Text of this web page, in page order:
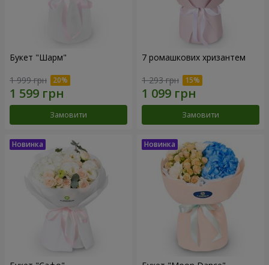
Букет "Шарм"
1 999 грн
Замовити
7 ромашкових хризантем
1 293 грн
Замовити